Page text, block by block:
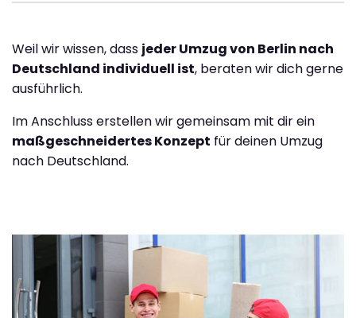
Weil wir wissen, dass jeder Umzug von Berlin nach
Deutschland individuell ist, beraten wir dich gerne
ausführlich.
Im Anschluss erstellen wir gemeinsam mit dir ein
maßgeschneidertes Konzept für deinen Umzug
nach Deutschland.